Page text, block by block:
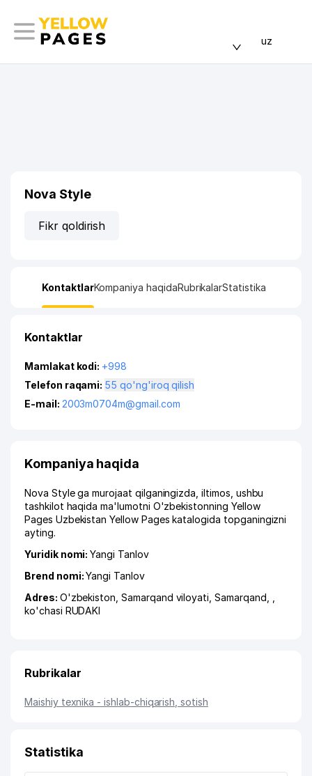
uz
Nova Style
Fikr qoldirish
KontaktlarKompaniya haqidaRubrikalarStatistika
Kontaktlar
Mamlakat kodi: +998
Telefon raqami:
55 qo'ng'iroq qilish
E-mail: 2003m0704m@gmail.com
Kompaniya haqida
Nova Style ga murojaat qilganingizda, iltimos, ushbu
tashkilot haqida ma'lumotni O'zbekistonning Yellow
Pages Uzbekistan Yellow Pages katalogida topganingizni
ayting.
Yuridik nomi:Yangi Tanlov
Brend nomi:Yangi Tanlov
Adres: O'zbekiston,Samarqand viloyati ,Samarqand
ko'chasi RUDAKI
Rubrikalar
Maishiy texnika - ishlab-chiqarish, sotish
Statistika